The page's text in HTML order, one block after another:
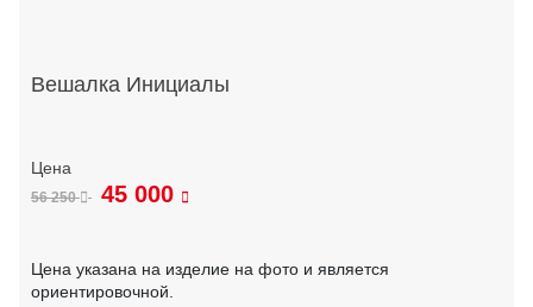
Вешалка Инициалы
56 250 45 000
Цена указана на изделие на фото и является
ориентировочной.